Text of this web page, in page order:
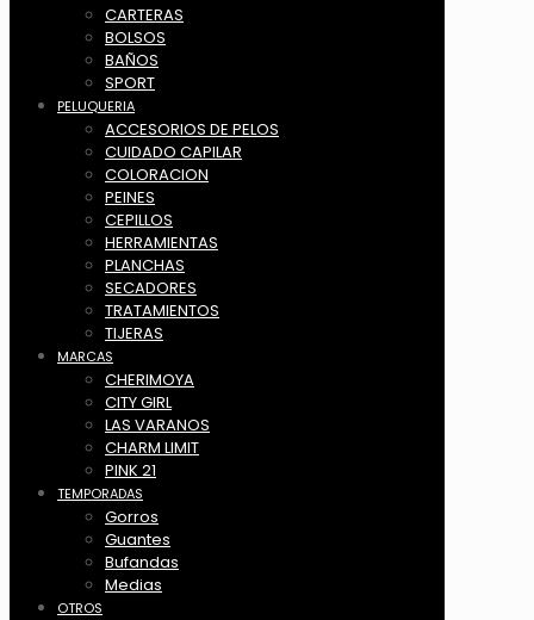
CARTERAS
BOLSOS
BAÑOS
SPORT
PELUQUERIA
ACCESORIOS DE PELOS
CUIDADO CAPILAR
COLORACION
PEINES
CEPILLOS
HERRAMIENTAS
PLANCHAS
SECADORES
TRATAMIENTOS
TIJERAS
MARCAS
CHERIMOYA
CITY GIRL
LAS VARANOS
CHARM LIMIT
PINK 21
TEMPORADAS
Gorros
Guantes
Bufandas
Medias
OTROS